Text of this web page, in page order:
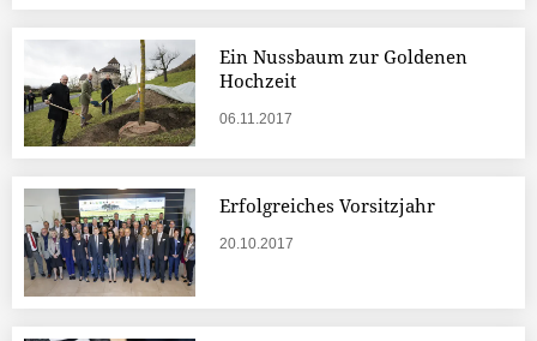
Ein Nussbaum zur Goldenen
Hochzeit
06.11.2017
Erfolgreiches Vorsitzjahr
20.10.2017